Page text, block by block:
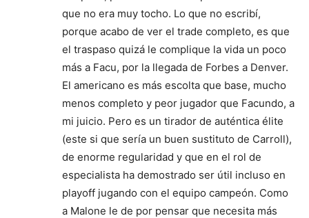
que no era muy tocho. Lo que no escribí,
porque acabo de ver el trade completo, es que
el traspaso quizá le complique la vida un poco
más a Facu, por la llegada de Forbes a Denver.
El americano es más escolta que base, mucho
menos completo y peor jugador que Facundo, a
mi juicio. Pero es un tirador de auténtica élite
(este si que sería un buen sustituto de Carroll),
de enorme regularidad y que en el rol de
especialista ha demostrado ser útil incluso en
playoff jugando con el equipo campeón. Como
a Malone le de por pensar que necesita más